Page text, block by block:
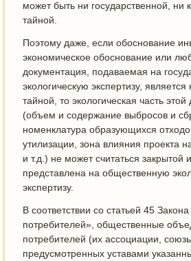
может быть ни государственной, ни
тайной.
Поэтому даже, если обоснование
экономическое обоснование или
документация, подаваемая на
экологическую экспертизу,
тайной, то экологическая часть
(объем и содержание выбросов и
номенклатура образующихся
утилизации, зона влияния проекта
и т.д.) не может считаться закрытой
представлена на общественную
экспертизу.
В соответствии со статьей 45
потребителей», общественные
потребителей (их ассоциации,
предусмотренных уставами